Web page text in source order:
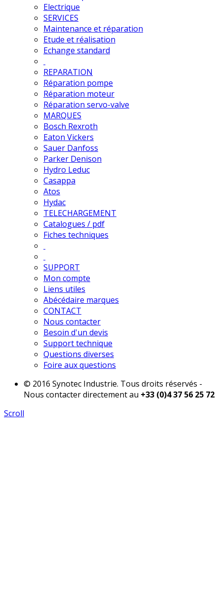
Electrique
SERVICES
Maintenance et réparation
Etude et réalisation
Echange standard
REPARATION
Réparation pompe
Réparation moteur
Réparation servo-valve
MARQUES
Bosch Rexroth
Eaton Vickers
Sauer Danfoss
Parker Denison
Hydro Leduc
Casappa
Atos
Hydac
TELECHARGEMENT
Catalogues / pdf
Fiches techniques
SUPPORT
Mon compte
Liens utiles
Abécédaire marques
CONTACT
Nous contacter
Besoin d'un devis
Support technique
Questions diverses
Foire aux questions
© 2016 Synotec Industrie. Tous droits réservés -
Nous contacter directement au +33 (0)4 37 56 25 72
Scroll